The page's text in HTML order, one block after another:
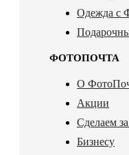
Одежда с
ФОТОПОЧТА
О
Акции
Сделаем
Бизнесу